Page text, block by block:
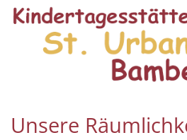
Zum Inhalt springen
Unsere